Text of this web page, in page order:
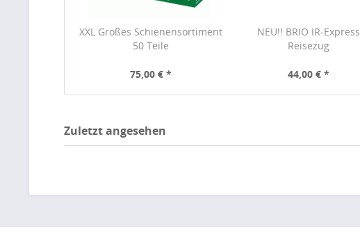
XXL Großes Schienensortiment
50 Teile
75,00 € *
NEU!! BRIO IR-Express
Reisezug
44,00 € *
Zuletzt angesehen